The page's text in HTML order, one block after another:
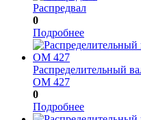
Распредвал
0
Подробнее
Распределительный
ОМ 427
0
Подробнее